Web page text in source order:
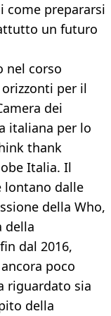
come prepararsi
un futuro
nel corso
per il
dei
italiana per lo
thank
Italia. Il
lontano dalle
della Who,
della
dal 2016,
poco
riguardato sia
della